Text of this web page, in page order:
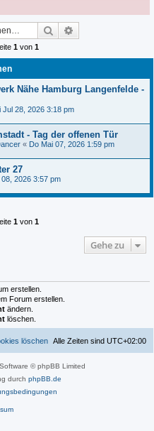
Suche
1 von 1
Nähe Hamburg Langenfelde -
Jul 28, 2026 3:18 pm
- Tag der offenen Tür
« Do Mai 07, 2026 1:59 pm
27
2026 3:57 pm
1 von 1
Gehe zu
erstellen.
Forum erstellen.
ändern.
löschen.
Alle Zeiten sind UTC+02:00
löschen
© phpBB Limited
durch phpBB.de